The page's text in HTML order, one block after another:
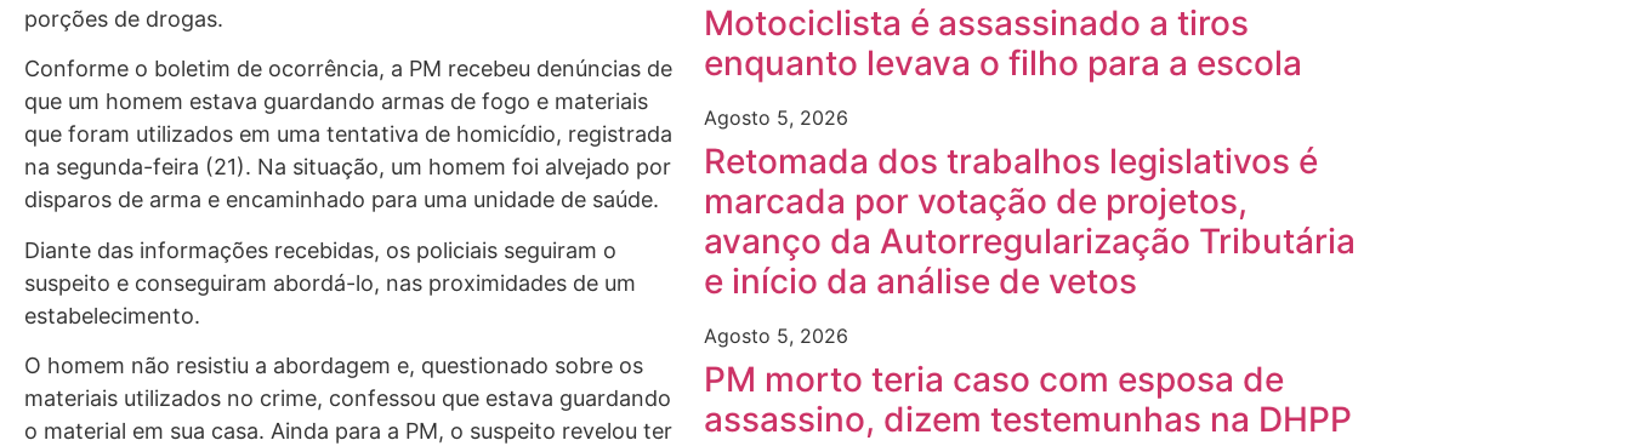
porções de drogas.
Conforme o boletim de ocorrência, a PM recebeu denúncias de
que um homem estava guardando armas de fogo e materiais
que foram utilizados em uma tentativa de homicídio, registrada
na segunda-feira (21). Na situação, um homem foi alvejado por
disparos de arma e encaminhado para uma unidade de saúde.
Diante das informações recebidas, os policiais seguiram o
suspeito e conseguiram abordá-lo, nas proximidades de um
estabelecimento.
O homem não resistiu a abordagem e, questionado sobre os
materiais utilizados no crime, confessou que estava guardando
o material em sua casa. Ainda para a PM, o suspeito revelou ter
Motociclista é assassinado a tiros
enquanto levava o filho para a escola
Agosto 5, 2026
Retomada dos trabalhos legislativos é
marcada por votação de projetos,
avanço da Autorregularização Tributária
e início da análise de vetos
Agosto 5, 2026
PM morto teria caso com esposa de
assassino, dizem testemunhas na DHPP